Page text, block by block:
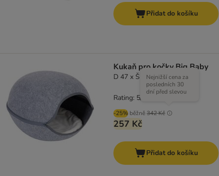
Přidat do košíku
Kukaň pro kočky Big Baby
D 47 x Š 41 x V 30 cm
-25% běžně342 Kč
Nejnižší cena za
posledních 30
dní před slevou
257 Kč
Rating: 5/5
Přidat do košíku